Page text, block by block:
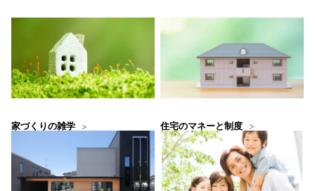
家づくりの雑学 住宅のマネーと制度